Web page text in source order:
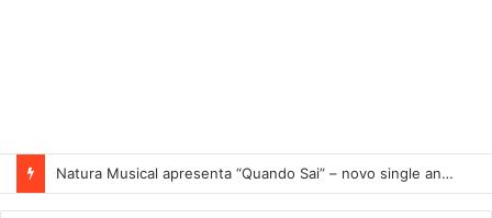
Natura Musical apresenta “Quando Sai” – novo single antecipa estreia do primeiro álbum solo de Elisa Maia